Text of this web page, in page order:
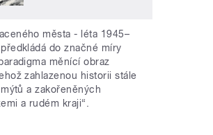
města - léta 1945–
do značné míry
měnící obraz
zahlazenou historii stále
a zakořeněných
a rudém kraji“.